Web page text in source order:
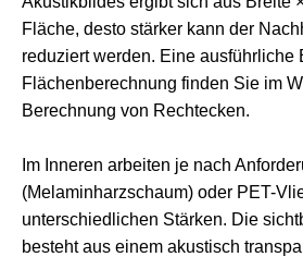
Fläche, desto stärker kann der
reduziert werden. Eine ausführliche
Flächenberechnung finden Sie im
Berechnung von Rechtecken.
Im Inneren arbeiten je nach
(Melaminharzschaum) oder PET-
unterschiedlichen Stärken. Die
besteht aus einem akustisch